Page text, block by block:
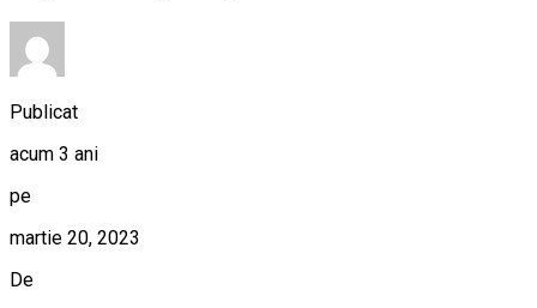
Publicat
acum 3 ani
pe
martie 20, 2023
De